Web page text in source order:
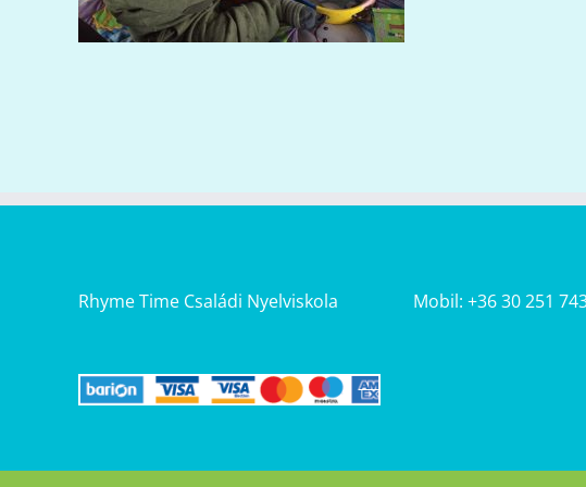
Rhyme Time Családi Nyelviskola Mobil: +36 30 251